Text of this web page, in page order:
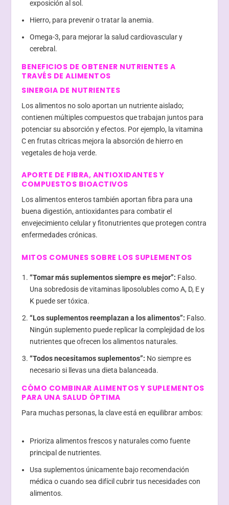
exposición al sol.
Hierro, para prevenir o tratar la anemia.
Omega-3, para mejorar la salud cardiovascular y
cerebral.
BENEFICIOS DE OBTENER NUTRIENTES A
TRAVÉS DE ALIMENTOS
SINERGIA DE NUTRIENTES
Los alimentos no solo aportan un nutriente aislado;
contienen múltiples compuestos que trabajan juntos para
potenciar su absorción y efectos. Por ejemplo, la vitamina
C en frutas cítricas mejora la absorción de hierro en
vegetales de hoja verde.
APORTE DE FIBRA, ANTIOXIDANTES Y
COMPUESTOS BIOACTIVOS
Los alimentos enteros también aportan fibra para una
buena digestión, antioxidantes para combatir el
envejecimiento celular y fitonutrientes que protegen contra
enfermedades crónicas.
MITOS COMUNES SOBRE LOS SUPLEMENTOS
“Tomar más suplementos siempre es mejor”: Falso.
Una sobredosis de vitaminas liposolubles como A, D, E y
K puede ser tóxica.
“Los suplementos reemplazan a los alimentos”: Falso.
Ningún suplemento puede replicar la complejidad de los
nutrientes que ofrecen los alimentos naturales.
“Todos necesitamos suplementos”: No siempre es
necesario si llevas una dieta balanceada.
CÓMO COMBINAR ALIMENTOS Y SUPLEMENTOS
PARA UNA SALUD ÓPTIMA
Para muchas personas, la clave está en equilibrar ambos:
Prioriza alimentos frescos y naturales como fuente
principal de nutrientes.
Usa suplementos únicamente bajo recomendación
médica o cuando sea difícil cubrir tus necesidades con
alimentos.